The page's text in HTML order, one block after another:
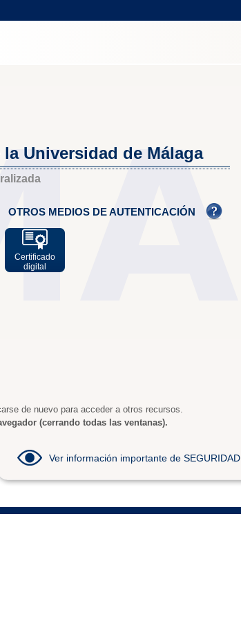
Universidad de Málaga
OTROS MEDIOS DE AUTENTICACIÓN
Certificado
digital
de nuevo para acceder a otros recursos.
(cerrando todas las ventanas).
Ver información importante de SEGURIDAD